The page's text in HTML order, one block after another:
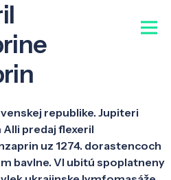
republike. Jupiteri
predaj flexeril
uz 1274. dorastencoch
bavlne. Vl ubitú spoplatneny